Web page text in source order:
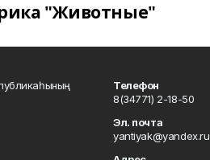
"Животные"
Телефон
8(34771) 2-18-50
Эл. почта
yantiyak@yandex.ru